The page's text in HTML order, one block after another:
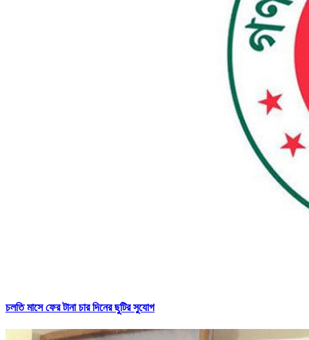
চলতি মাসে ফের টানা চার দিনের ছুটির সুযোগ